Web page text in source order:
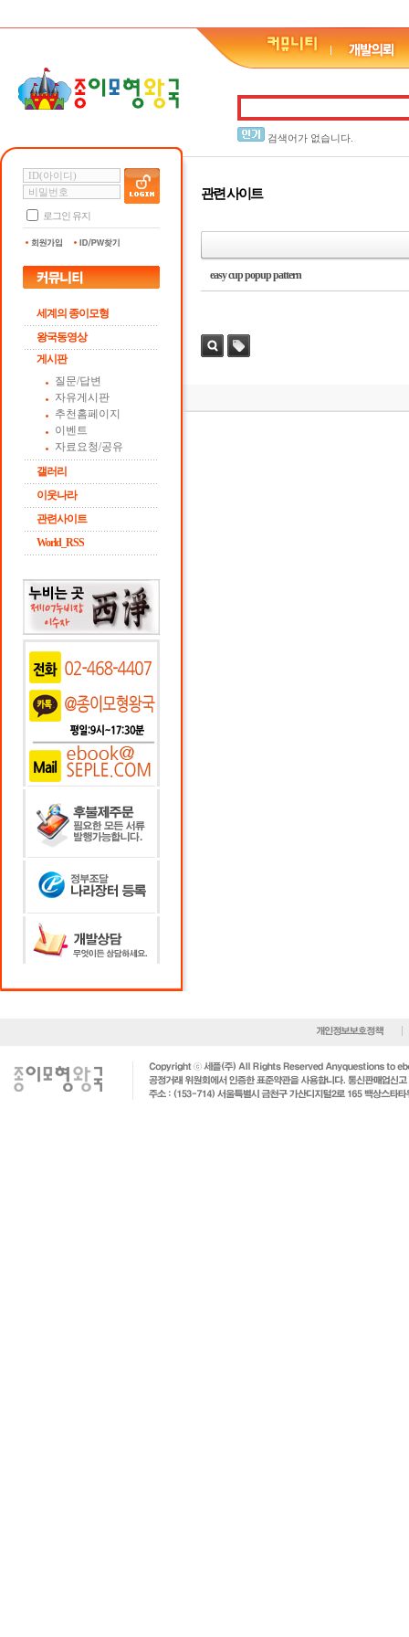
검색어가 없습니다.
로그인 유지
세계의 종이모형
왕국동영상
게시판
질문/답변
자유게시판
추천홈페이지
이벤트
자료요청/공유
갤러리
이웃나라
관련사이트
World_RSS
관련 사이트
easy cup popup pattern